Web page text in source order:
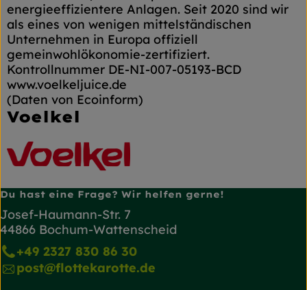
energieeffizientere Anlagen. Seit 2020 sind wir
als eines von wenigen mittelständischen
Unternehmen in Europa offiziell
gemeinwohlökonomie-zertifiziert.
Kontrollnummer DE-NI-007-05193-BCD
www.voelkeljuice.de
(Daten von Ecoinform)
Voelkel
Du hast eine Frage? Wir helfen gerne!
Josef-Haumann-Str. 7
44866 Bochum-Wattenscheid
+49 2327 830 86 30
post@flottekarotte.de